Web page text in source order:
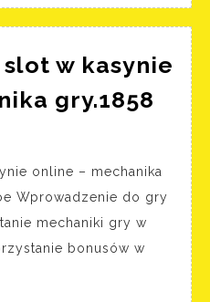
w kasynie
gry.1858
online – mechanika
Wprowadzenie do gry
mechaniki gry w
bonusów w